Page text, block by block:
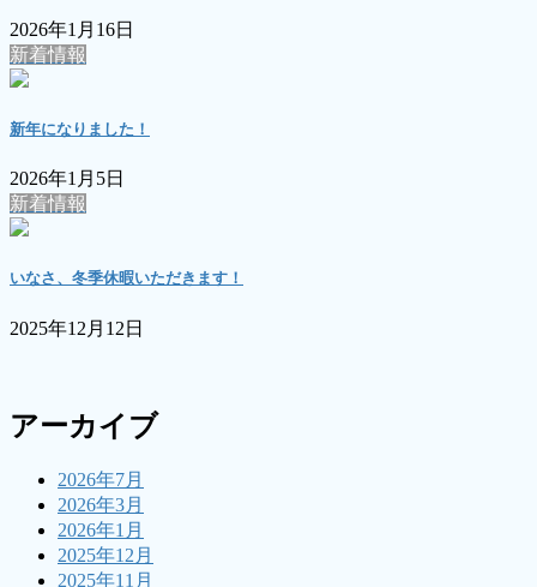
2026年1月16日
新着情報
新年になりました！
2026年1月5日
新着情報
いなさ、冬季休暇いただきます！
2025年12月12日
アーカイブ
2026年7月
2026年3月
2026年1月
2025年12月
2025年11月